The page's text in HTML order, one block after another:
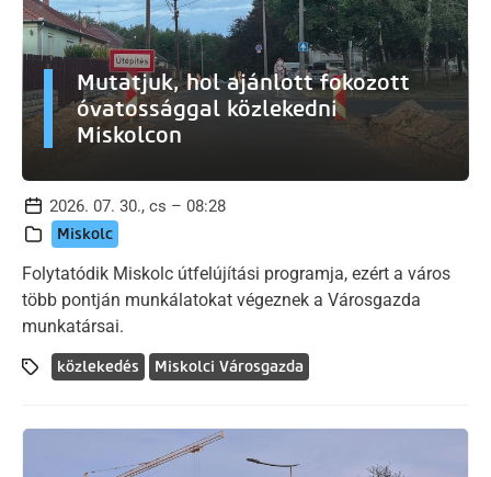
Mutatjuk, hol ajánlott fokozott
óvatossággal közlekedni
Miskolcon
2026. 07. 30., cs – 08:28
Miskolc
Folytatódik Miskolc útfelújítási programja, ezért a város
több pontján munkálatokat végeznek a Városgazda
munkatársai.
közlekedés Miskolci Városgazda